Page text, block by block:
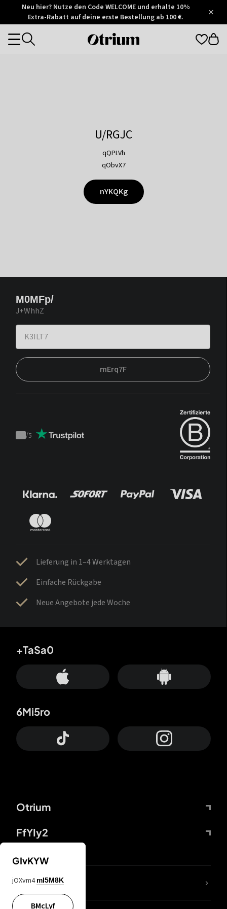
Otrium
Trustpilot
Neu hier? Nutze den Code WELCOME und erhalte 10%
Extra-Rabatt auf deine erste Bestellung ab 100 €.
Otrium
Categories
U/RGJC
qQPLVh
qObvX7
nYKQKg
M0MFp/
J+WhhZ
mErq7F
Trustpilot
/5
Lieferung in 1–4 Werktagen
Einfache Rückgabe
Neue Angebote jede Woche
Otrium
FfYIy2
+TaSa0
6Mi5ro
DDcvSo
GIvKYW
jOXvm4 mI5M8K
BMcLyf